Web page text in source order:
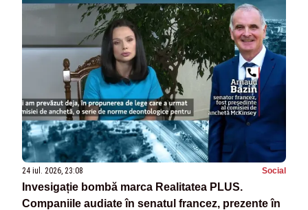
24 iul. 2026, 23:08 Social
Invesigație bombă marca Realitatea PLUS.
Companiile audiate în senatul francez, prezente în